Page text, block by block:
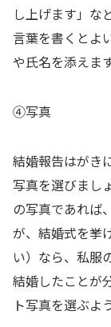
し上げます」な
言葉を書くとよ
や氏名を添えます
④写真
結婚報告はがき
写真を選びまし
の写真であれば
が、結婚式を挙
い）なら、私服
結婚したことが
ト写真を選ぶよ